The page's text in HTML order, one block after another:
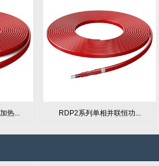
热... RDP2系列单相并联恒功...